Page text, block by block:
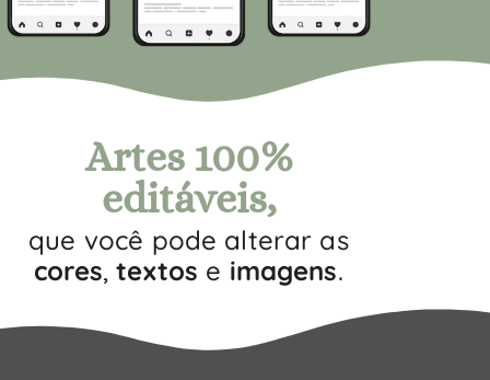
Artes 100%
editáveis,
que você pode alterar as
cores,textos e imagens.